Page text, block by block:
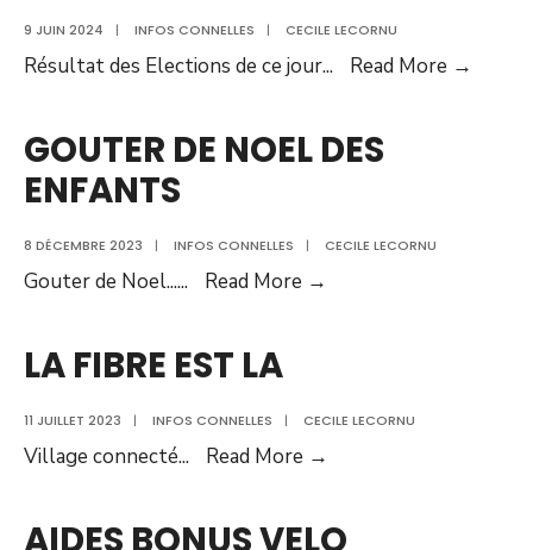
9 JUIN 2024 | INFOS CONNELLES | CECILE LECORNU
Résultat des Elections de ce jour... Read More →
GOUTER DE NOEL DES
ENFANTS
8 DÉCEMBRE 2023 | INFOS CONNELLES | CECILE LECORNU
Gouter de Noel...... Read More →
LA FIBRE EST LA
11 JUILLET 2023 | INFOS CONNELLES | CECILE LECORNU
Village connecté... Read More →
AIDES BONUS VELO